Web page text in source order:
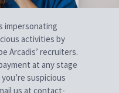
impersonating
activities by
Arcadis’ recruiters.
at any stage
suspicious
us at contact-